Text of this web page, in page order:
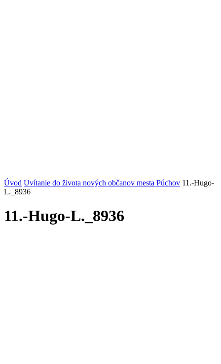
Úvod Uvítanie do života nových občanov mesta Púchov 11.-Hugo-
L._8936
11.-Hugo-L._8936